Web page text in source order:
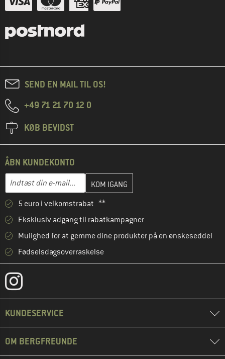
SEND EN MAIL TIL OS!
+49 71 21 70 12 0
KØB BEVIDST
ÅBN KUNDEKONTO
E-mail-adresse
Indtast din e-mailadresse her, og opret i næste trin din
5 euro i velkomstrabat **
Eksklusiv adgang til rabatkampagner
Mulighed for at gemme dine produkter på en ønskeseddel
Fødselsdagsoverraskelse
KUNDESERVICE
OM BERGFREUNDE